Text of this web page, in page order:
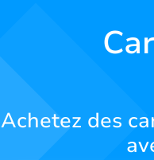
Achetez des